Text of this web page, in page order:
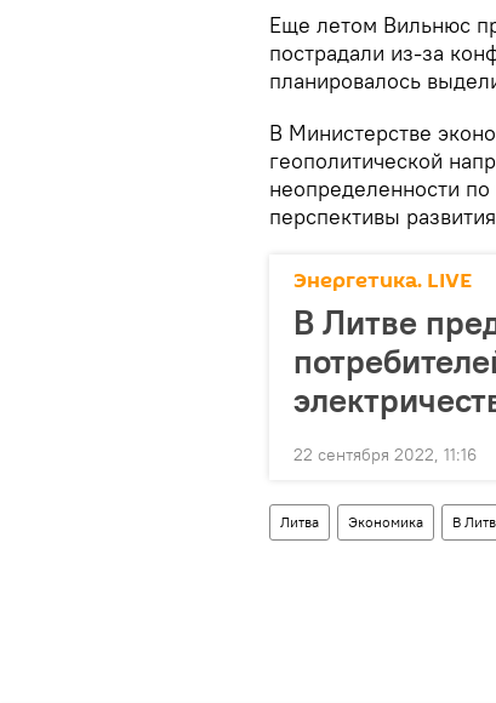
Еще летом Вильнюс
пострадали из-за
планировалось
В Министерстве
геополитической
неопределенности
перспективы
Энергетика. LIVE
В Литве
22 сентября 2022, 11:16
Литва Экономика В